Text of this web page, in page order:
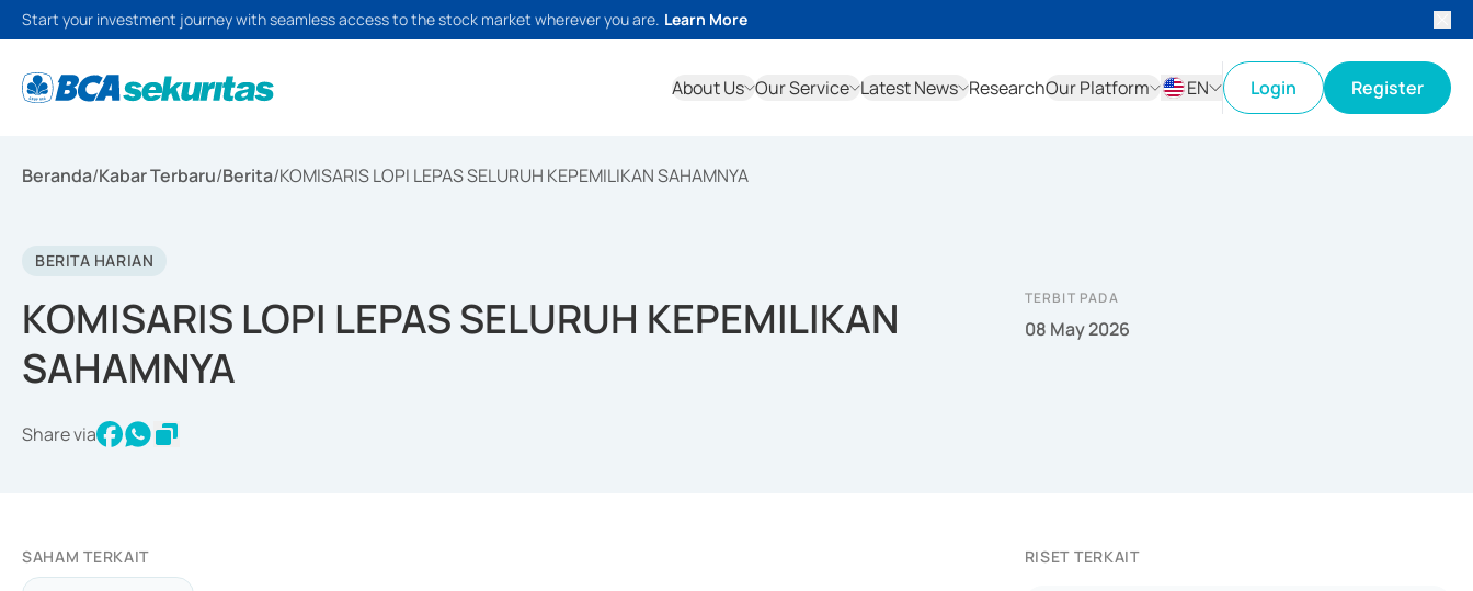
Start your investment journey with seamless access to the stock market wherever you are. Learn More
About Us Our Service Latest News ResearchOur Platform
EN
Login Register
Beranda/Kabar Terbaru/Berita/KOMISARIS LOPI LEPAS SELURUH KEPEMILIKAN SAHAMNYA
BERITA HARIAN
KOMISARIS LOPI LEPAS SELURUH KEPEMILIKAN
SAHAMNYA
Share via
TERBIT PADA
08 May 2026
SAHAM TERKAIT RISET TERKAIT